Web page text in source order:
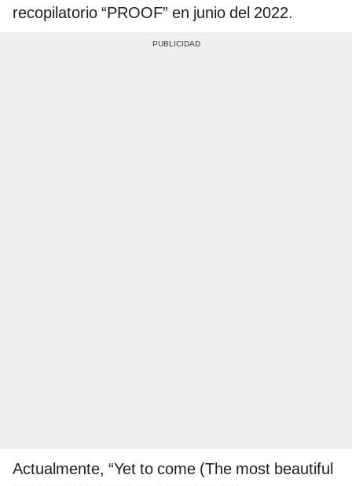
recopilatorio “PROOF” en junio del 2022.
Actualmente, “Yet to come (The most beautiful